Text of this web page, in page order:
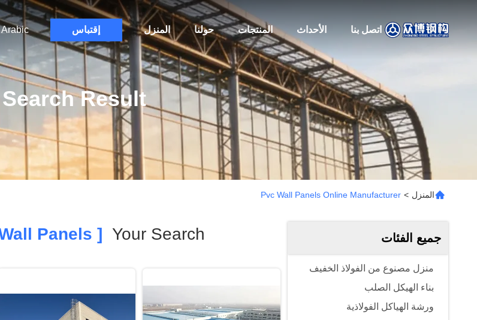
المنزل حولنا المنتجات الأحداث اتصل بنا إقتباس Arabic
Search Result
المنزل >
Pvc Wall Panels Online Manufacturer
جميع الفئات
منزل مصنوع من الفولاذ الخفيف
بناء الهيكل الصلب
ورشة الهياكل الفولاذية
Your Search
[ Pvc Wall Panels ]